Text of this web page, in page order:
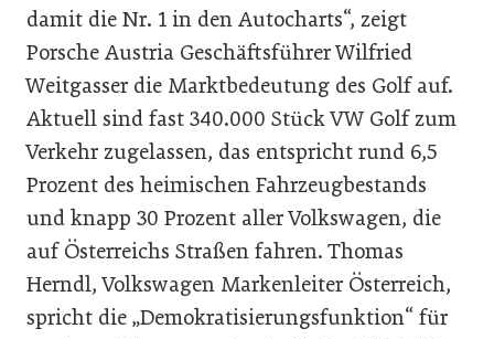
damit die Nr. 1 in den Autocharts“, zeigt
Porsche Austria Geschäftsführer Wilfried
Weitgasser die Marktbedeutung des Golf auf.
Aktuell sind fast 340.000 Stück VW Golf zum
Verkehr zugelassen, das entspricht rund 6,5
Prozent des heimischen Fahrzeugbestands
und knapp 30 Prozent aller Volkswagen, die
auf Österreichs Straßen fahren. Thomas
Herndl, Volkswagen Markenleiter Österreich,
spricht die „Demokratisierungsfunktion“ für